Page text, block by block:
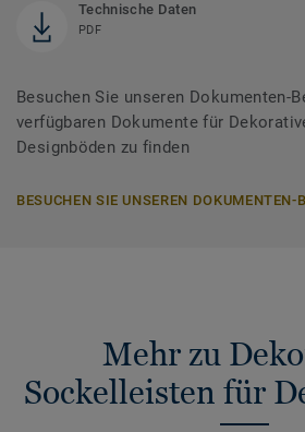
Technische Daten
PDF
Besuchen Sie unseren Dokumenten-
verfügbaren Dokumente für
Designböden zu finden
BESUCHEN SIE UNSEREN DOKUMENTEN-
Mehr zu
Sockelleisten für